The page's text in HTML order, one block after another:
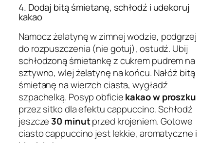
4. Dodaj bitą śmietanę, schłodź i udekoruj
kakao
Namocz żelatynę w zimnej wodzie, podgrzej
do rozpuszczenia (nie gotuj), ostudź. Ubij
schłodzoną śmietankę z cukrem pudrem na
sztywno, wlej żelatynę na końcu. Nałóż bitą
śmietanę na wierzch ciasta, wygładź
szpachelką. Posyp obficiekakao w proszku
przez sitko dla efektu cappuccino. Schłodź
jeszcze 30 minutprzed krojeniem. Gotowe
ciasto cappuccino jest lekkie, aromatyczne i